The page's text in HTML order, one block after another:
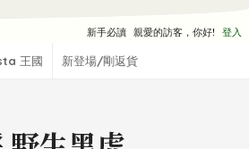
新手必讀 親愛的訪客，你好! 登入
王國 新登場/剛返貨